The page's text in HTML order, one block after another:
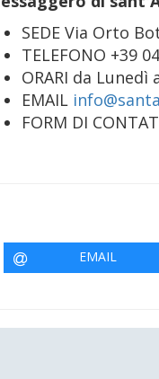
SEDE Via Orto
TELEFONO +39
ORARI da Lunedì
EMAIL
FORM DI
EMAIL